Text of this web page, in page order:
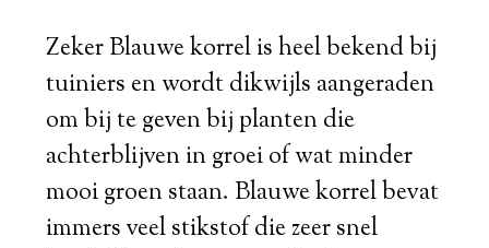
Zeker Blauwe korrel is heel bekend bij
tuiniers en wordt dikwijls aangeraden
om bij te geven bij planten die
achterblijven in groei of wat minder
mooi groen staan. Blauwe korrel bevat
immers veel stikstof die zeer snel